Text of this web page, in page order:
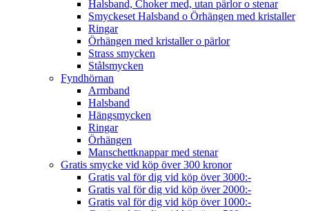
Halsband, Choker med, utan pärlor o stenar
Smyckeset Halsband o Örhängen med kristaller
Ringar
Örhängen med kristaller o pärlor
Strass smycken
Stålsmycken
Fyndhörnan
Armband
Halsband
Hängsmycken
Ringar
Örhängen
Manschettknappar med stenar
Gratis smycke vid köp över 300 kronor
Gratis val för dig vid köp över 3000:-
Gratis val för dig vid köp över 2000:-
Gratis val för dig vid köp över 1000:-